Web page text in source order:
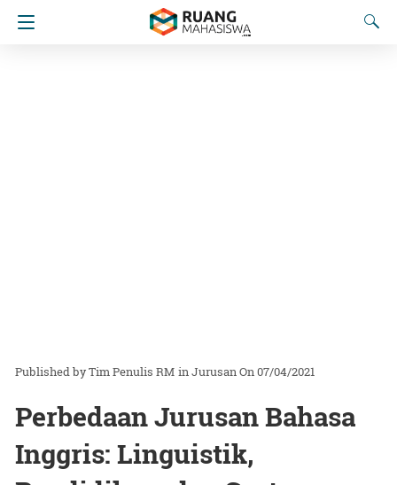
Tim Penulis RM inJurusanOn 07/04/2021
Perbedaan Jurusan Bahasa
Inggris: Linguistik,